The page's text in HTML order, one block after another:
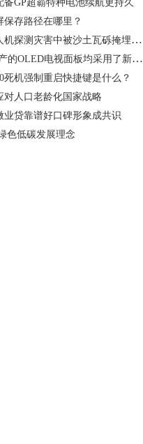
GP超霸特种电池续航更持久
保存路径在哪里？
软银公布新技术可通过小型无人机探测灾害中被沙土瓦砾掩埋者的智能手机信号并锁定位置
LG自第二季度末以来所以新生产的OLED电视面板均采用了新的OLED.EX技术
机强制重启快捷键是什么？
对人口老龄化国家战略
贷靠谱好口碑形象成共识
色低碳发展理念